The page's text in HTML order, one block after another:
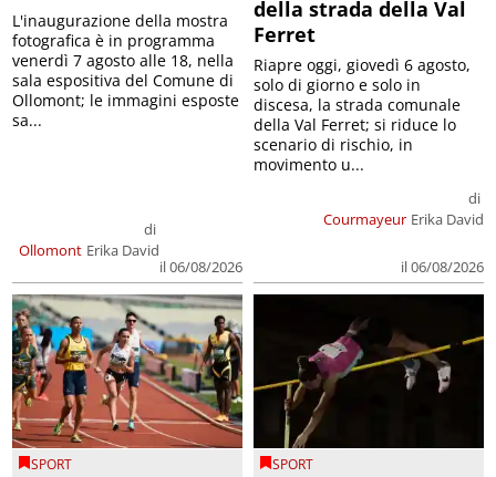
Ollomont
di
Erika David
il 06/08/2026
L'inaugurazione della mostra
fotografica è in programma
venerdì 7 agosto alle 18, nella
sala espositiva del Comune di
Ollomont; le immagini esposte
sa...
della strada della Val
Ferret
Courmayeur
di
Erika David
il 06/08/2026
Riapre oggi, giovedì 6 agosto,
solo di giorno e solo in
discesa, la strada comunale
della Val Ferret; si riduce lo
scenario di rischio, in
movimento u...
SPORT SPORT